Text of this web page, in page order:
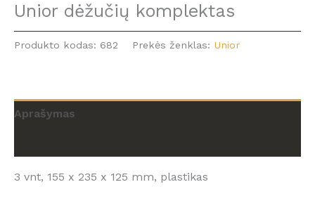
Unior dėžučių komplektas
Produkto kodas: 682 Prekės ženklas: Unior
Aprašymas
3 vnt, 155 x 235 x 125 mm, plastikas